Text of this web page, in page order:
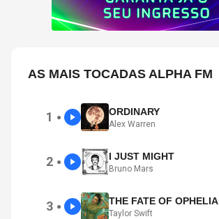
AS MAIS TOCADAS ALPHA FM
1 ● ORDINARY
Alex Warren
2 ● I JUST MIGHT
Bruno Mars
3 ● THE FATE OF OPHELIA
Taylor Swift